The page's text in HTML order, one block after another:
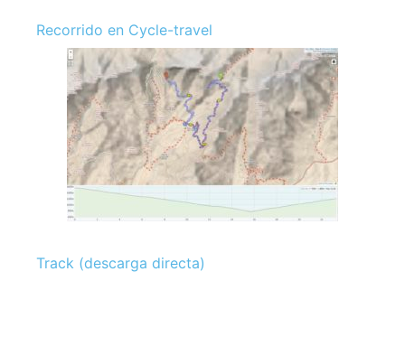
Recorrido en Cycle-travel
Track (descarga directa)